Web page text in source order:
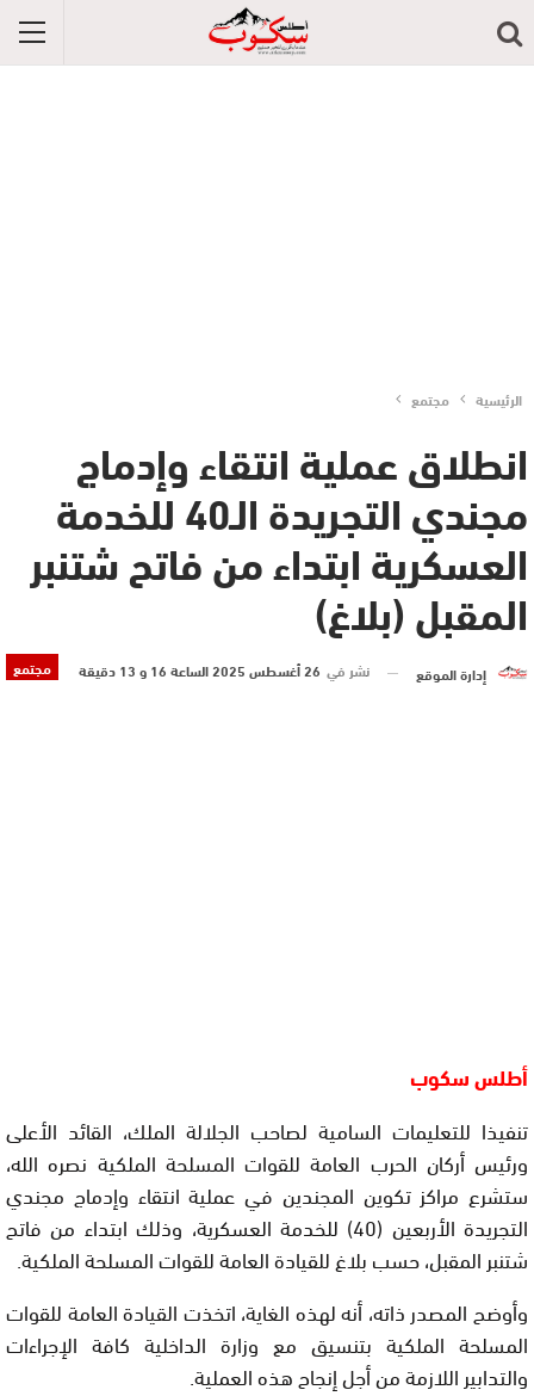
الرئيسية مجتمع
انطلاق عملية انتقاء وإدماج
مجندي التجريدة الـ40 للخدمة
العسكرية ابتداء من فاتح شتنبر
المقبل (بلاغ)
مجتمع إدارة الموقع نشر في 26 أغسطس 2025 الساعة 16 و 13 دقيقة
أطلس سكوب
تنفيذا للتعليمات السامية لصاحب الجلالة الملك، القائد الأعلى
ورئيس أركان الحرب العامة للقوات المسلحة الملكية نصره الله،
ستشرع مراكز تكوين المجندين في عملية انتقاء وإدماج مجندي
التجريدة الأربعين (40) للخدمة العسكرية، وذلك ابتداء من فاتح
شتنبر المقبل، حسب بلاغ للقيادة العامة للقوات المسلحة الملكية.
وأوضح المصدر ذاته، أنه لهذه الغاية، اتخذت القيادة العامة للقوات
المسلحة الملكية بتنسيق مع وزارة الداخلية كافة الإجراءات
والتدابير اللازمة من أجل إنجاح هذه العملية.